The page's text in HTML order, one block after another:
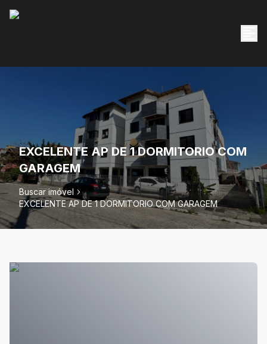
EXCELENTE AP DE 1 DORMITORIO COM
GARAGEM
Buscar imóvel
EXCELENTE AP DE 1 DORMITORIO COM GARAGEM